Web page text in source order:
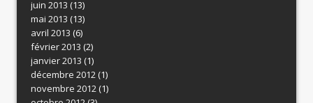
juin 2013 (13)
mai 2013 (13)
avril 2013 (6)
février 2013 (2)
janvier 2013 (1)
décembre 2012(1)
novembre 2012(1)